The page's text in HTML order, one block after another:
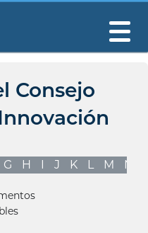
Consejo
G H I J K L M N